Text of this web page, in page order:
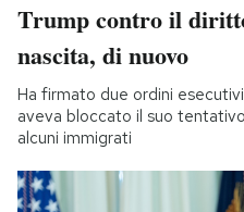
Trump contro il
nascita, di nuovo
Ha firmato due ordini
aveva bloccato il suo
alcuni immigrati